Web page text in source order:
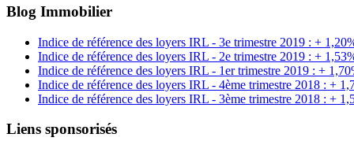
Blog Immobilier
Indice de référence des loyers IRL - 3e trimestre 2019 : +
Indice de référence des loyers IRL - 2e trimestre 2019 : +
Indice de référence des loyers IRL - 1er trimestre 2019 : +
Indice de référence des loyers IRL - 4ème trimestre 2018 : +
Indice de référence des loyers IRL - 3ème trimestre 2018 : +
Liens sponsorisés